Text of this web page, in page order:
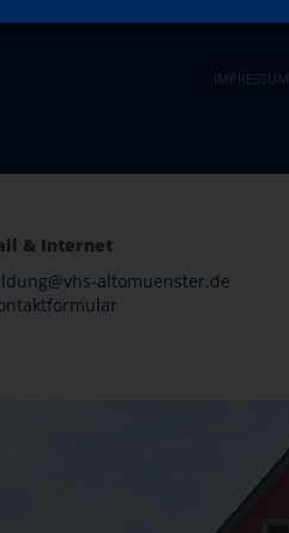
IMPRESSUM
& Internet
altomuenster.de